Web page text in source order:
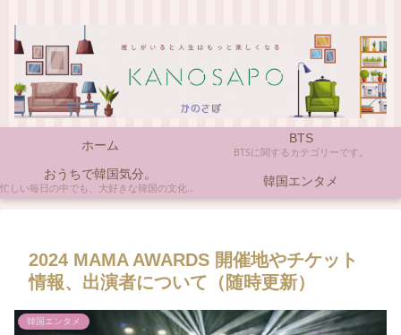
ホーム BTS
BTSに関するカテゴリーです。
おうちで韓国気分。
忙しい毎日の中でも、大好きな韓国の文化やアイテムに触れると心がほっとしますよね。ここでは、自宅で手軽に楽しめる韓国の美味しいもの、お気に入りのコスメ、そして推し活の楽しみ方など、「おうちにいながら韓国気分」に触れられるヒントを私らしくお届けします。 韓国エンタメ
2024 MAMA AWARDS 開催地やチケット
情報、出演者について（随時更新）
韓国エンタメ